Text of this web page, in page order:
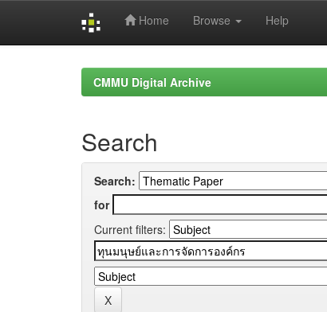
Home Browse Help
CMMU Digital Archive
Search
Search:
for
Current filters: